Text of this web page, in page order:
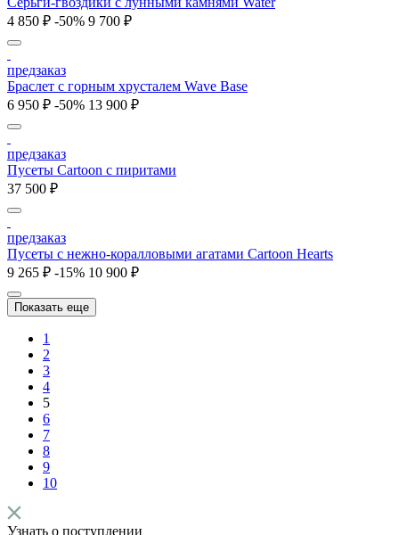
4 850 ₽ -50% 9 700 ₽
предзаказ
Браслет с горным хрусталем Wave Base
6 950 ₽ -50% 13 900 ₽
предзаказ
Пусеты Cartoon c пиритами
37 500 ₽
предзаказ
Пусеты c нежно-коралловыми агатами Cartoon Hearts
9 265 ₽ -15% 10 900 ₽
Показать еще
1
2
3
4
5
6
7
8
9
10
Узнать о поступлении